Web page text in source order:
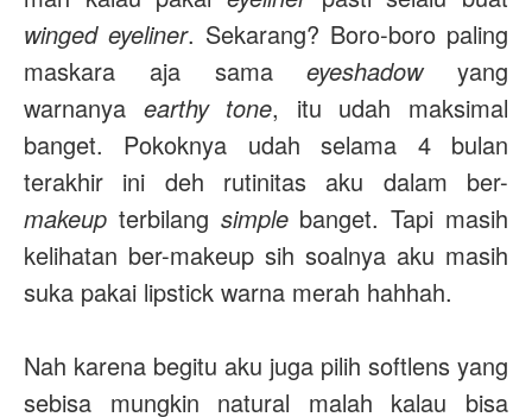
winged eyeliner. Sekarang? Boro-boro paling
maskara aja samaeyeshadowyang
warnanya earthy tone, itu udah maksimal
banget. Pokoknya udah selama 4 bulan
terakhir ini deh rutinitas aku dalam ber-
makeup terbilang simplebanget. Tapi masih
kelihatan ber-makeup sih soalnya aku masih
suka pakai lipstick warna merah hahhah.
Nah karena begitu aku juga pilih softlens yang
sebisa mungkin natural malah kalau bisa